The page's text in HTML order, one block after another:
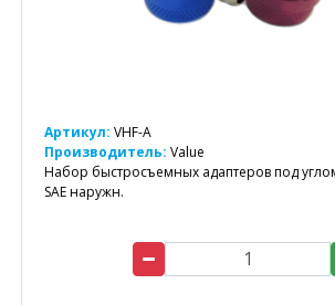
Артикул: VHF-A
Производитель: Value
Набор быстросъемных адаптеров под
SAE наружн.